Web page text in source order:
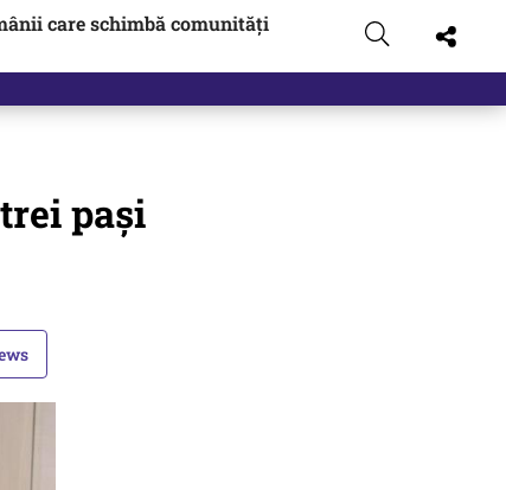
care schimbă comunități
pași